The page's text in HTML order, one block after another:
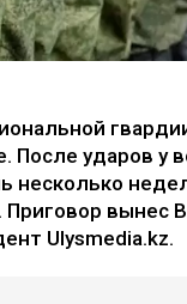
После ударов у
несколько
Приговор вынес
Ulysmedia.kz.